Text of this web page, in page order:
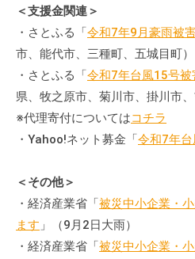
＜支援金関連＞
・さとふる「 令和7年9月豪雨被
市、能代市、三種町、五城目町）
・さとふる「 令和7年台風15号
県、牧之原市、菊川市、掛川市、
※代理寄付についてはコチラ
・Yahoo!ネット募金「 令和7年
＜その他＞
・経済産業省「 被災中小企業・
ます 」（9月2日大雨）
・経済産業省「 被災中小企業・